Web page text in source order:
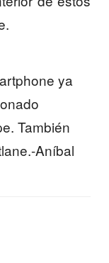
ya
También
Aníbal